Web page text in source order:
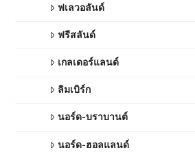
ฟเลวอลันด์
ฟรีสลันด์
เกลเดอร์แลนด์
ลิมเบิร์ก
นอร์ด-บราบานต์
นอร์ด-ฮอลแลนด์